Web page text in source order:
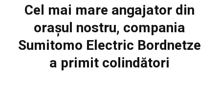
Cel mai mare angajator din
orașul nostru, compania
Sumitomo Electric Bordnetze
a primit colindători